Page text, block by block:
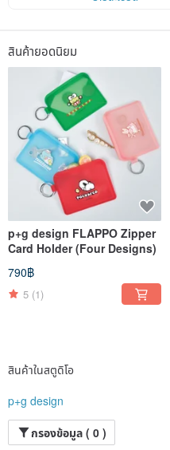
สินค้ายอดนิยม
p+g design FLAPPO Zipper
Card Holder (Four Designs)
790฿
5 (1)
สินค้าในสตูดิโอ
p+g design
กรองข้อมูล ( 0 )